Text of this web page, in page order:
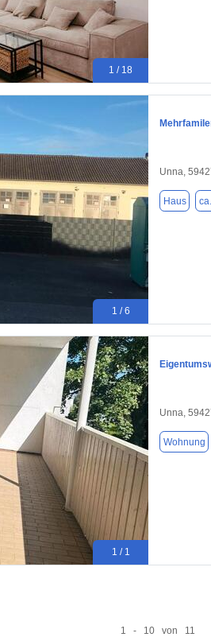
1 / 18
1 / 6
Unna,
Haus
1 / 1
Unna,
Wohnung
1 - 10 von 11